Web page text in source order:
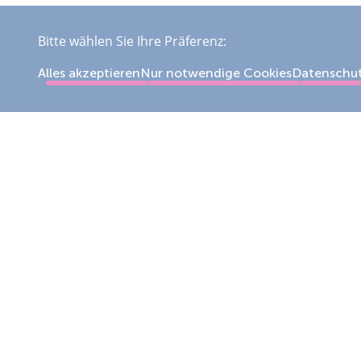
Bitte wählen Sie Ihre Präferenz:
Alles akzeptierenNur notwendige Cookies